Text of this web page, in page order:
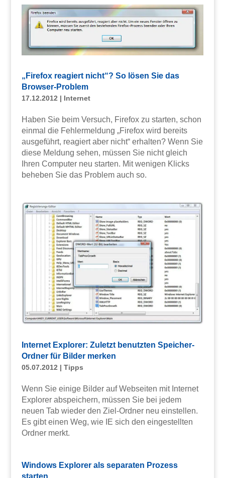
„Firefox reagiert nicht“? So lösen Sie das
Browser-Problem
17.12.2012 | Internet
Haben Sie beim Versuch, Firefox zu starten, schon
einmal die Fehlermeldung „Firefox wird bereits
ausgeführt, reagiert aber nicht“ erhalten? Wenn Sie
diese Meldung sehen, müssen Sie nicht gleich
Ihren Computer neu starten. Mit wenigen Klicks
beheben Sie das Problem auch so.
Internet Explorer: Zuletzt benutzten Speicher-
Ordner für Bilder merken
05.07.2012 | Tipps
Wenn Sie einige Bilder auf Webseiten mit Internet
Explorer abspeichern, müssen Sie bei jedem
neuen Tab wieder den Ziel-Ordner neu einstellen.
Es gibt einen Weg, wie IE sich den eingestellten
Ordner merkt.
Windows Explorer als separaten Prozess
starten